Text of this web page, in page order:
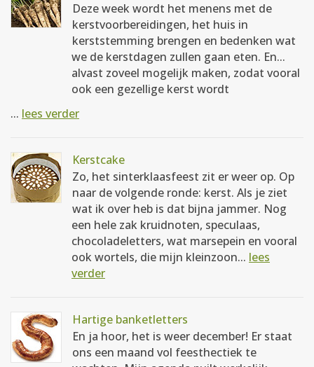
Deze week wordt het menens met de
kerstvoorbereidingen, het huis in
kerststemming brengen en bedenken wat
we de kerstdagen zullen gaan eten. En...
alvast zoveel mogelijk maken, zodat vooral
ook een gezellige kerst wordt
... lees verder
Kerstcake
Zo, het sinterklaasfeest zit er weer op. Op
naar de volgende ronde: kerst. Als je ziet
wat ik over heb is dat bijna jammer. Nog
een hele zak kruidnoten, speculaas,
chocoladeletters, wat marsepein en vooral
ook wortels, die mijn kleinzoon... lees
verder
Hartige banketletters
En ja hoor, het is weer december! Er staat
ons een maand vol feesthectiek te